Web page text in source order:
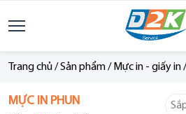
Trang chủ/Sản phẩm/ Mực in - giấy in/
MỰC IN PHUN